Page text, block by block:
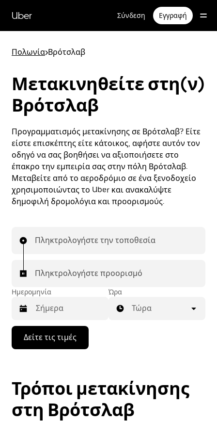
κύριο
περιεχόμενο
Uber Σύνδεση Εγγραφή
Πολωνία>Βρότσλαβ
Μετακινηθείτε στη(ν)
Βρότσλαβ
Προγραμματισμός μετακίνησης σε Βρότσλαβ? Είτε
είστε επισκέπτης είτε κάτοικος, αφήστε αυτόν τον
οδηγό να σας βοηθήσει να αξιοποιήσετε στο
έπακρο την εμπειρία σας στην πόλη Βρότσλαβ.
Μεταβείτε από το αεροδρόμιο σε ένα ξενοδοχείο
χρησιμοποιώντας το Uber και ανακαλύψτε
δημοφιλή δρομολόγια και προορισμούς.
Πληκτρολογήστε την τοποθεσία
Πληκτρολογήστε προορισμό
Ημερομηνία
Πατήστε
πλήκτρο
βέλος
για
μετακινηθείτε
Ώρα
Τώρα
Δείτε τις τιμές
Τρόποι μετακίνησης
στη Βρότσλαβ